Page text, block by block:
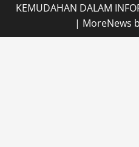
KEMUDAHAN DALAM
| MoreNews